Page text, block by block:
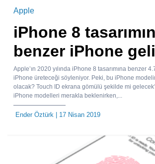
Apple
iPhone 8
benzer iPhone
Apple’ın 2020 yılında iPhone 8 tasarımına benzer
iPhone üreteceği söyleniyor. Peki, bu iPhone
olacak? Touch ID ekrana gömülü şekilde mi gelecek?
iPhone modelleri merakla beklenirken,...
Ender Öztürk | 17 Nisan 2019